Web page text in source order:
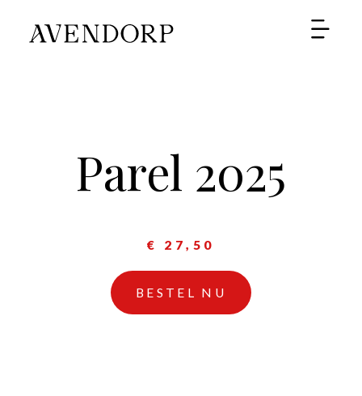
SHOP
Parel 2025
€ 27,50
BESTEL NU